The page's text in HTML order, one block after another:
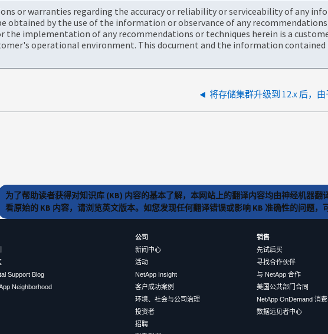
or warranties regarding the accuracy or reliability or serviceability of any
obtained by the use of the information or observance of any
the implementation of any recommendations or techniques herein is a
operational environment. This document and the information contained
为了帮助读者获得对知识库 (KB) 内容的基本了解，本网站上的翻译内容均由神经机器
看原始的 KB 内容，请浏览英文版本。如您发现任何翻译错误或影响 KB 准确性的问题，
Support Blog
Neighborhood
公司
新闻中心
活动
NetApp Insight
客户成功案例
环境、社会与公司治理
投资者
招聘
销售
先试后买
寻找合作伙伴
与 NetApp 合作
美国公共部门合同
NetApp OnDemand 消
数据远见者中心